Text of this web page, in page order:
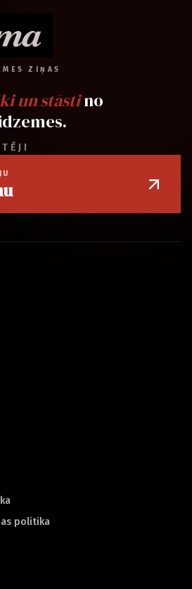
ZIŅAS
un stāstino
politika